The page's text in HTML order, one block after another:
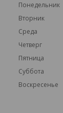
Понедельник
Вторник
Среда
Четверг
Пятница
Суббота
Воскресенье